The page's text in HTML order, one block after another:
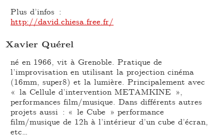
Plus d’infos :
http://david.chiesa.free.fr/
Xavier Quérel
né en 1966, vit à Grenoble. Pratique de
l’improvisation en utilisant la projection cinéma
(16mm, super8) et la lumière. Principalement avec
« la Cellule d’intervention METAMKINE »,
performances film/musique. Dans différents autres
projets aussi : « le Cube » performance
film/musique de 12h à l’intérieur d’un cube d’écran,
etc…